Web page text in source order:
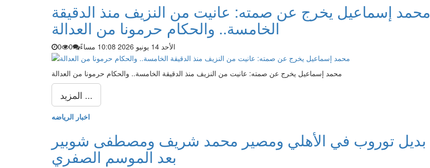
محمد إسماعيل يخرج عن صمته: عانيت من النزيف منذ الدقيقة
الخامسة.. والحكام حرمونا من العدالة
الأحد 14 يونيو 2026 10:08 مساءً 0
0
محمد إسماعيل يخرج عن صمته: عانيت من النزيف منذ الدقيقة الخامسة.. والحكام حرمونا من العدالة
المزيد ...
اخبار الرياضه
بديل توروب في الأهلي ومصير محمد شريف ومصطفى شوبير
بعد الموسم الصفري